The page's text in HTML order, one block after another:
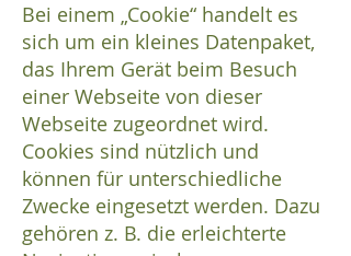
Bei einem „Cookie“ handelt es
sich um ein kleines Datenpaket,
das Ihrem Gerät beim Besuch
einer Webseite von dieser
Webseite zugeordnet wird.
Cookies sind nützlich und
können für unterschiedliche
Zwecke eingesetzt werden. Dazu
gehören z. B. die erleichterte